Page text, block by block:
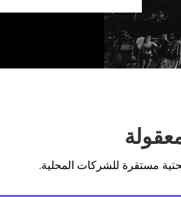
مستقرة للشركات المحلية.